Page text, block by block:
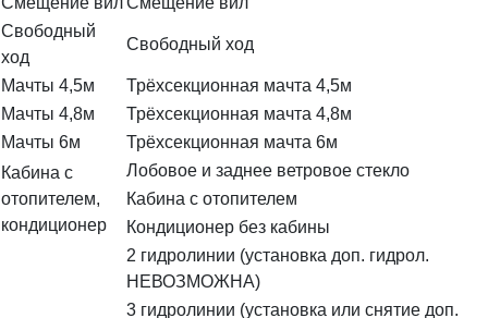
Свободный
ход
Свободный ход
Мачты 4,5м
Трёхсекционная мачта 4,5м
Мачты 4,8м
Трёхсекционная мачта 4,8м
Мачты 6м
Трёхсекционная мачта 6м
Кабина с
отопителем,
кондиционер
Лобовое и заднее ветровое стекло
Кабина с отопителем
Кондиционер без кабины
2 гидролинии (установка доп. гидрол.
НЕВОЗМОЖНА)
3 гидролинии (установка или снятие доп.